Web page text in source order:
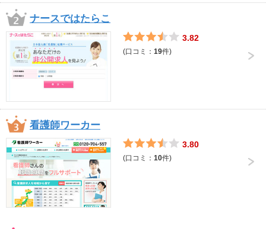
ナースではたらこ
3.82
(口コミ：19件)
看護師ワーカー
3.80
(口コミ：10件)